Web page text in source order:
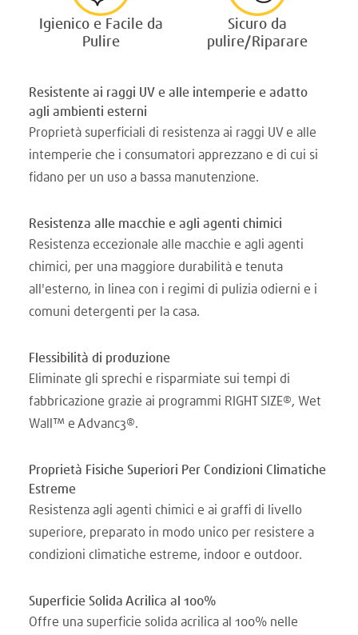
Igienico e Facile da
Pulire
Sicuro da
pulire/Riparare
Resistente ai raggi UV e alle intemperie e adatto
agli ambienti esterni
Proprietà superficiali di resistenza ai raggi UV e alle
intemperie che i consumatori apprezzano e di cui si
fidano per un uso a bassa manutenzione.
Resistenza alle macchie e agli agenti chimici
Resistenza eccezionale alle macchie e agli agenti
chimici, per una maggiore durabilità e tenuta
all'esterno, in linea con i regimi di pulizia odierni e i
comuni detergenti per la casa.
Flessibilità di produzione
Eliminate gli sprechi e risparmiate sui tempi di
fabbricazione grazie ai programmi RIGHT SIZE®, Wet
Wall™ e Advanc3®.
Proprietà Fisiche Superiori Per Condizioni Climatiche
Estreme
Resistenza agli agenti chimici e ai graffi di livello
superiore, preparato in modo unico per resistere a
condizioni climatiche estreme, indoor e outdoor.
Superficie Solida Acrilica al 100%
Offre una superficie solida acrilica al 100% nelle